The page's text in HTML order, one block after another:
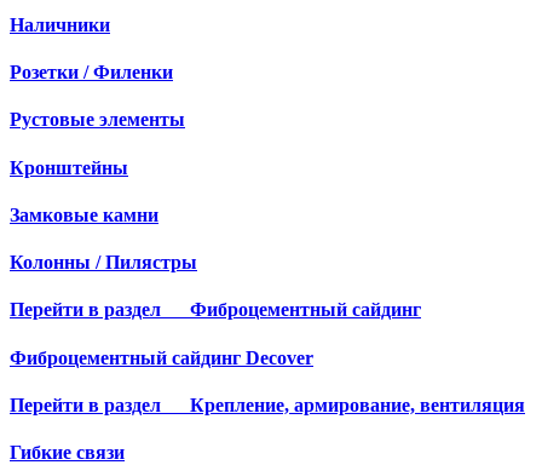
Наличники
Розетки / Филенки
Рустовые элементы
Кронштейны
Замковые камни
Колонны / Пилястры
Перейти в раздел Фиброцементный сайдинг
Фиброцементный сайдинг Decover
Перейти в раздел Крепление, армирование, вентиляция
Гибкие связи